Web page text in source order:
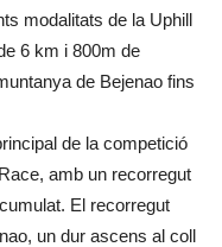
modalitats de la Uphill
6 km i 800m de
de Bejenao fins
de la competició
amb un recorregut
El recorregut
un dur ascens al coll